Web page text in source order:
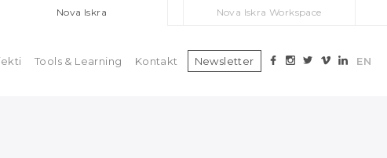
Nova Iskra Nova Iskra Workspace
Tools & Learning Kontakt Newsletter EN